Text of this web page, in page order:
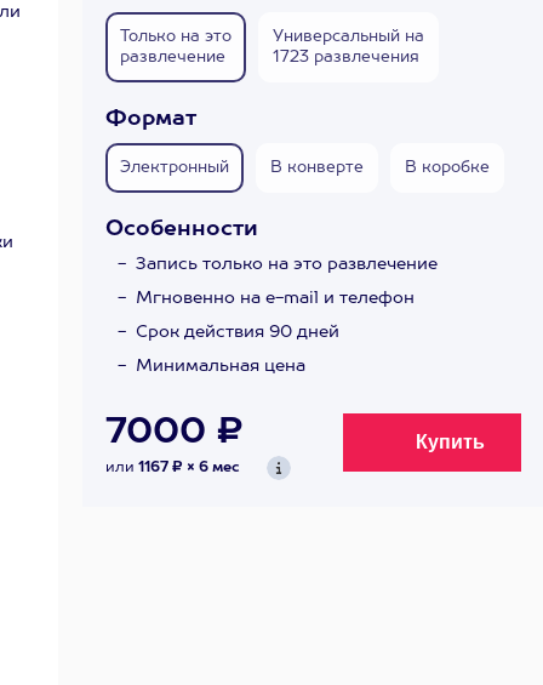
Только на это
развлечение
Универсальный на
1723 развлечения
Формат
Электронный В конверте В коробке
Особенности
Запись только на это развлечение
Мгновенно на e-mail и телефон
Срок действия 90 дней
Минимальная цена
7000 ₽
или 1167 ₽ × 6 мес